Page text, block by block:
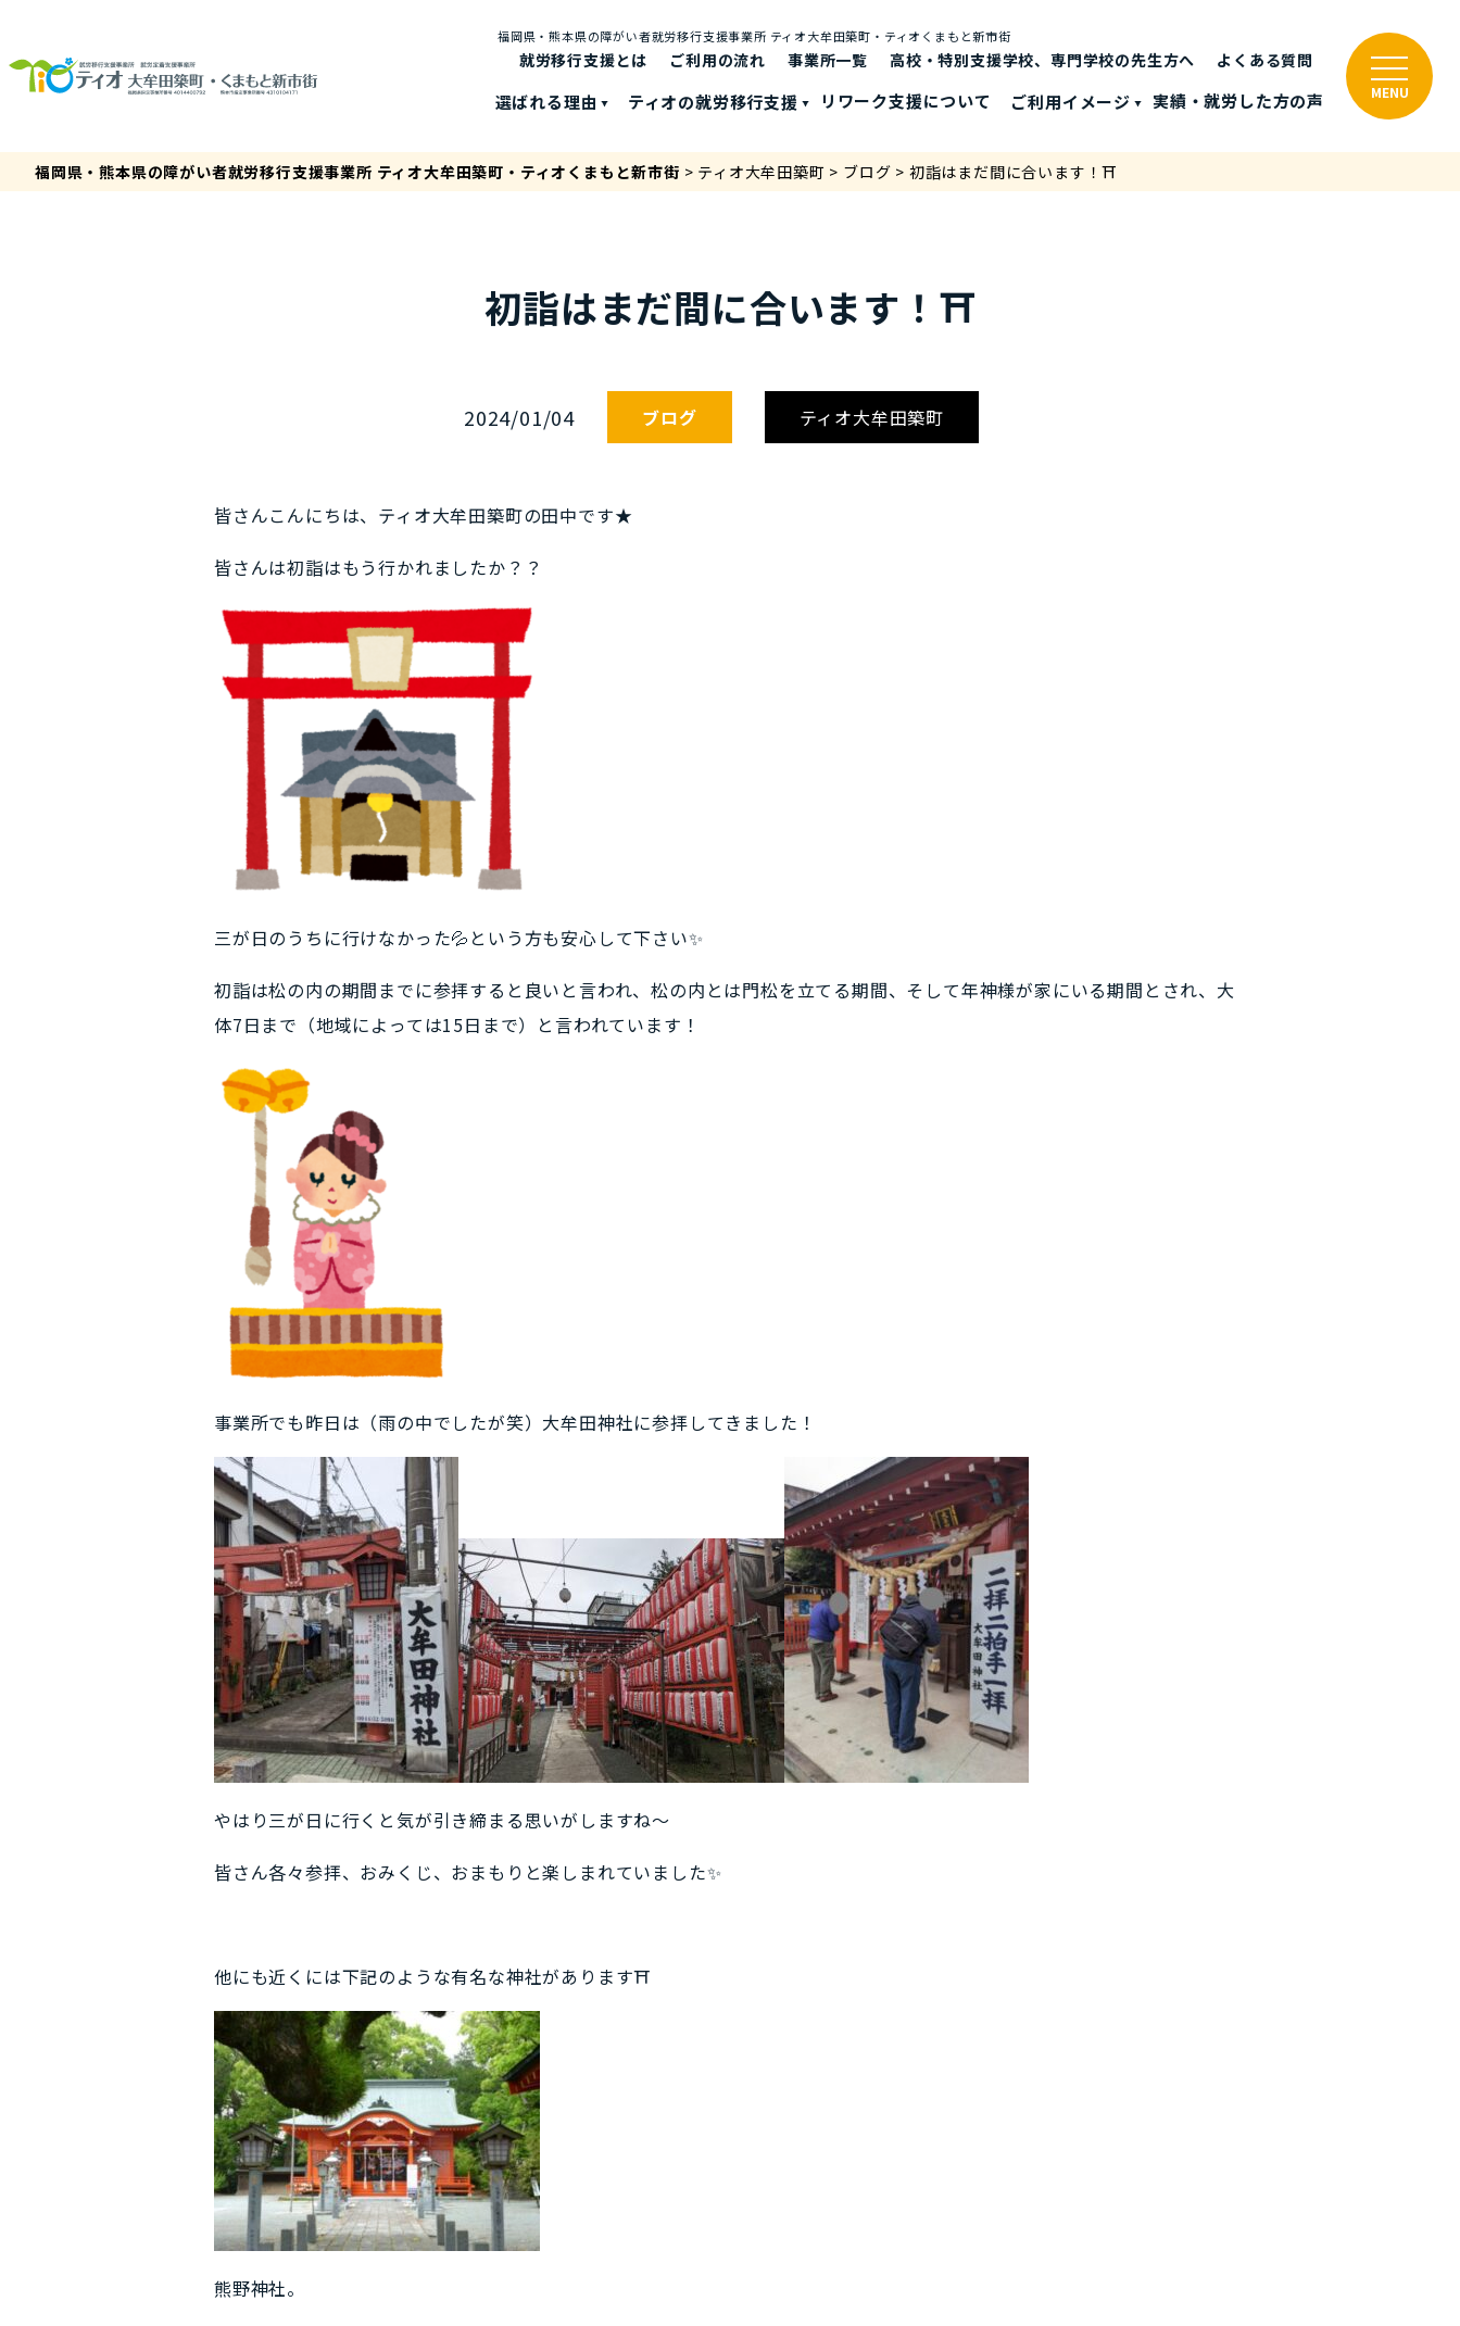
福岡県・熊本県の障がい者就労移⾏⽀援事業所 ティオ⼤牟⽥築町・ティオくまもと新市街
就労移行支援とは ご利⽤の流れ 事業所一覧 高校・特別支援学校、専門学校の先生方へ よくある質問
選ばれる理由 ティオの就労移⾏⽀援 リワーク支援について ご利⽤イメージ 実績・就労した⽅の声 MENU
福岡県・熊本県の障がい者就労移行支援事業所 ティオ大牟田築町・ティオくまもと新市街 > ティオ大牟田築町 > ブログ > 初詣はまだ間に合います！⛩
初詣はまだ間に合います！⛩
2024/01/04 ブログ ティオ大牟田築町
皆さんこんにちは、ティオ大牟田築町の田中です★
皆さんは初詣はもう行かれましたか？？
三が日のうちに行けなかった💦という方も安心して下さい✨
初詣は松の内の期間までに参拝すると良いと言われ、松の内とは門松を立てる期間、そして年神様が家にいる期間とされ、大
体7日まで（地域によっては15日まで）と言われています！
事業所でも昨日は（雨の中でしたが笑）大牟田神社に参拝してきました！
やはり三が日に行くと気が引き締まる思いがしますね～
皆さん各々参拝、おみくじ、おまもりと楽しまれていました✨
他にも近くには下記のような有名な神社があります⛩
熊野神社。